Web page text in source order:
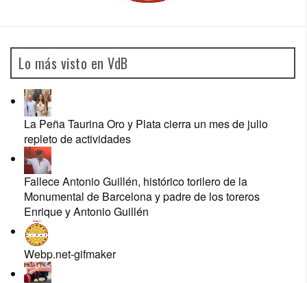
Lo más visto en VdB
La Peña Taurina Oro y Plata cierra un mes de julio
repleto de actividades
Fallece Antonio Guillén, histórico torilero de la
Monumental de Barcelona y padre de los toreros
Enrique y Antonio Guillén
Webp.net-gifmaker